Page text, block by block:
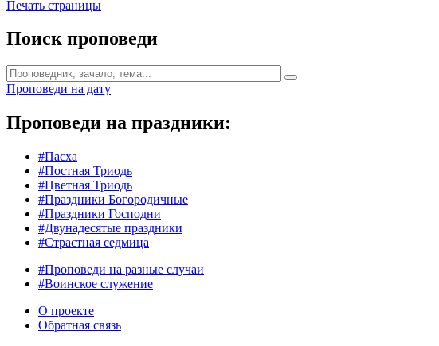
Печать страницы
Поиск проповеди
Проповеди на дату
Проповеди на праздники:
#Пасха
#Постная Триодь
#Цветная Триодь
#Праздники Богородичные
#Праздники Господни
#Двунадесятые праздники
#Страстная седмица
#Проповеди на разные случаи
#Воинское служение
О проекте
Обратная связь